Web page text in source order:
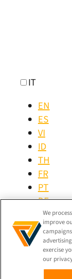
IT
EN
ES
VI
ID
TH
FR
PT
DE
PT-BR
We
improve
exercise
our